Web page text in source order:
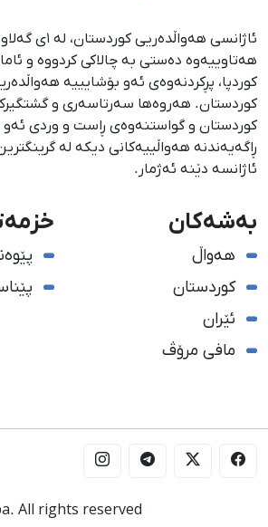
هەتاوییەوە دەستی بە چالاکی کردووە و
كوردپا، پڕكردنەوەی ئەو بۆشایییە
كوردستان. هەروەها سەرتاسەری و
كوردستان و گواستنەوەی ڕاست و وردی ئەو
ڕاگەیەندنە هەواڵییەكانی دیكە لە
ئاژانسە دێنە ئەژمار.
بەشەکان
هەواڵ
کوردستان
ئێران
مافی مرۆڤ
All rights reserved